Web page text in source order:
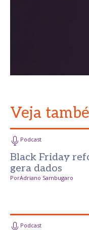
Veja
Podcast
Black Friday
gera dados
PorAdriano Sambugaro
Podcast